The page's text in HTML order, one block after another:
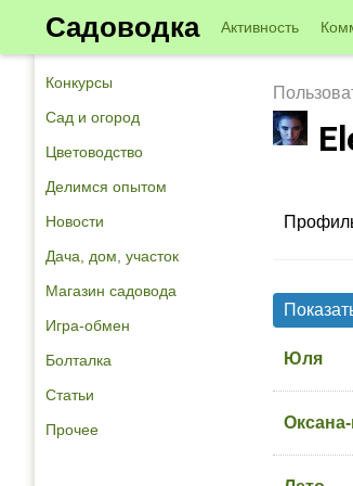
Садоводка Активность
Конкурсы
Сад и огород
Цветоводство
Делимся опытом
Новости
Дача, дом, участок
Магазин садовода
Игра-обмен
Болталка
Статьи
Прочее
Юля